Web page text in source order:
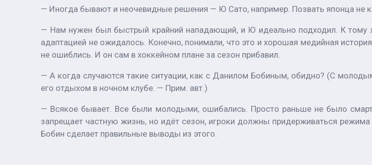
— Иногда бывают и неочевидные решения — Ю Сато, например. Позвать японца не
— Нам нужен был быстрый крайний нападающий, и Ю идеально подходил. К тому
адаптацией не ожидалось. Конечно, понимали, что это и хорошая медийная
не ошиблись. И он сам в хоккейном плане за сезон прибавил.
— А когда случаются такие ситуации, как с Данилом Бобиным, обидно? (С
его отдыхом в ночном клубе. — Прим. авт.)
— Всякое бывает. Все были молодыми, ошибались. Просто раньше не было
запрещает частную жизнь, но идёт сезон, игроки должны придерживаться
Бобин сделает правильные выводы из этого.